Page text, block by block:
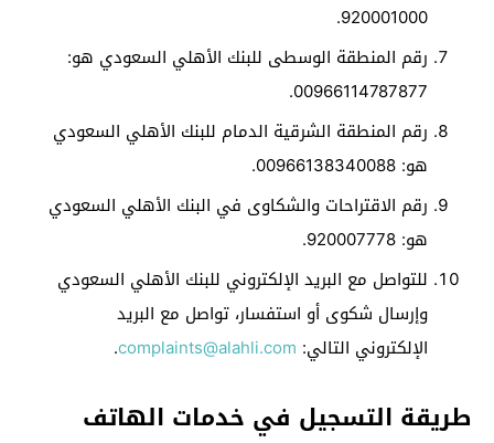
920001000.
رقم المنطقة الوسطى للبنك الأهلي السعودي هو:
00966114787877.
رقم المنطقة الشرقية الدمام للبنك الأهلي السعودي
هو: 00966138340088.
رقم الاقتراحات والشكاوى في البنك الأهلي السعودي
هو: 920007778.
للتواصل مع البريد الإلكتروني للبنك الأهلي السعودي
وإرسال شكوى أو استفسار، تواصل مع البريد
الإلكتروني التالي: complaints@alahli.com
.
طريقة التسجيل في خدمات الهاتف